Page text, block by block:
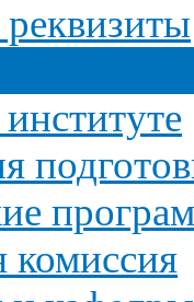
комиссия